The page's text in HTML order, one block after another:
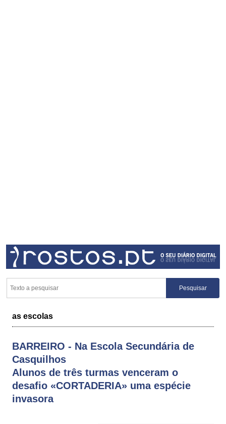
as escolas
BARREIRO - Na Escola Secundária de
Casquilhos
Alunos de três turmas venceram o
desafio «CORTADERIA» uma espécie
invasora